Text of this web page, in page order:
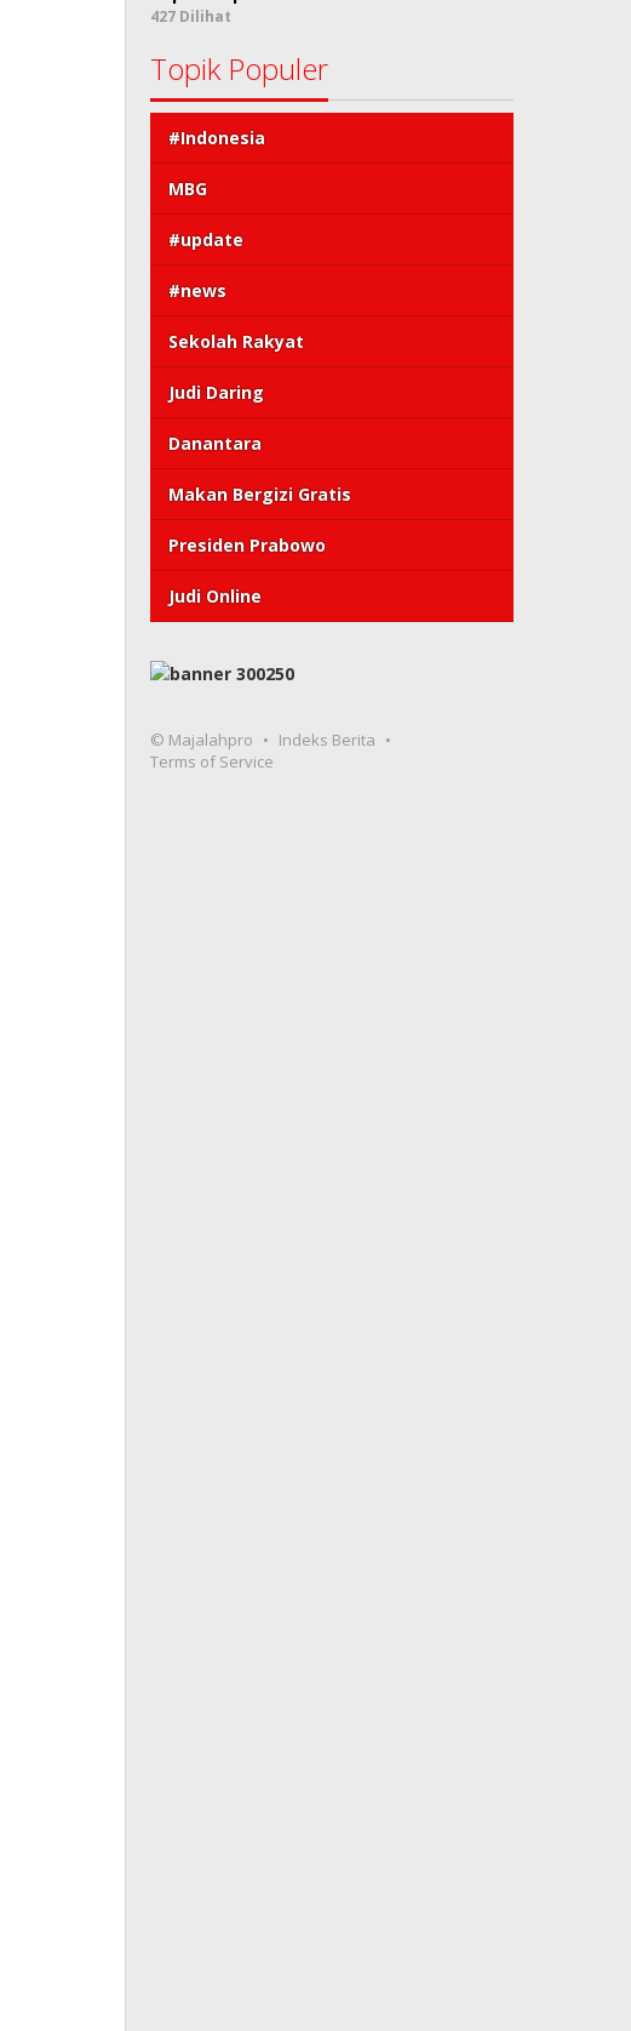
427 Dilihat
Topik Populer
#Indonesia
MBG
#update
#news
Sekolah Rakyat
Judi Daring
Danantara
Makan Bergizi Gratis
Presiden Prabowo
Judi Online
© Majalahpro
Indeks Berita
Terms of Service